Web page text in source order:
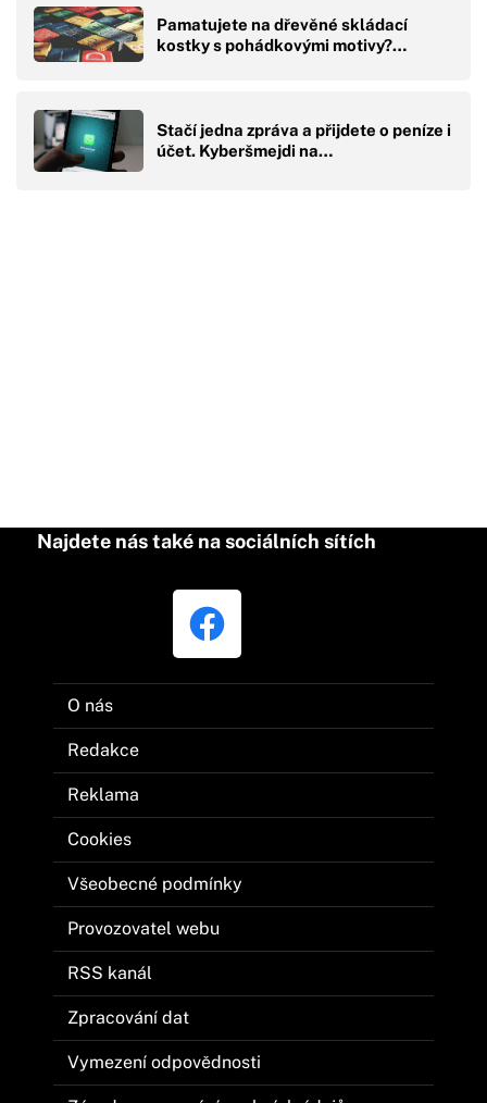
Pamatujete na dřevěné skládací
kostky s pohádkovými motivy?…
Stačí jedna zpráva a přijdete o peníze i
účet. Kyberšmejdi na…
Najdete nás také na sociálních sítích
O nás
Redakce
Reklama
Cookies
Všeobecné podmínky
Provozovatel webu
RSS kanál
Zpracování dat
Vymezení odpovědnosti